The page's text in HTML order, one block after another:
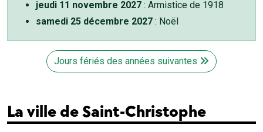
jeudi 11 novembre 2027 : Armistice de 1918
samedi 25 décembre 2027 : Noël
Jours fériés des années suivantes
La ville de Saint-Christophe